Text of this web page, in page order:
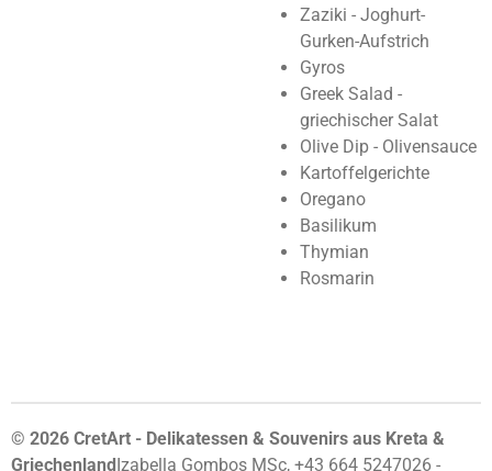
Zaziki - Joghurt-
Gurken-Aufstrich
Gyros
Greek Salad -
griechischer Salat
Olive Dip - Olivensauce
Kartoffelgerichte
Oregano
Basilikum
Thymian
Rosmarin
© 2026 CretArt - Delikatessen & Souvenirs aus Kreta &
GriechenlandIzabella Gombos MSc, +43 664 5247026 -